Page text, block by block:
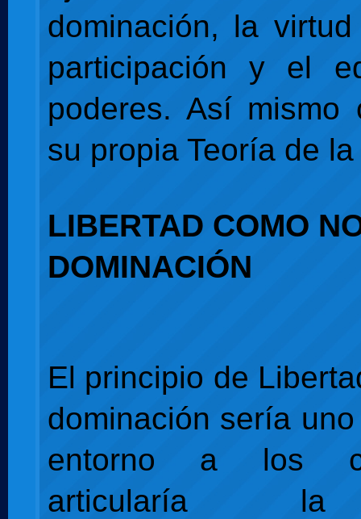
dominación, la
participación y el
poderes. Así mismo
su propia Teoría de
LIBERTAD COMO
DOMINACIÓN
El principio de
dominación sería
entorno a los
articularía